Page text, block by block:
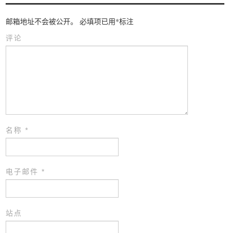
邮箱地址不会被公开。 必填项已用*标注
评论
名称*
电子邮件*
站点